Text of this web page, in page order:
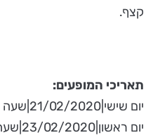
קצף.
תאריכי המופעים:
יום שישי|21/02/2020|שעה 13:00
יום ראשון|23/02/2020|שעה 20:00|הצגת בכורה